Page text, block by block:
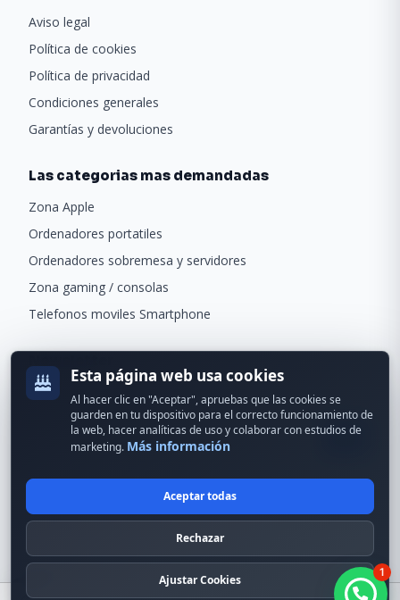
Aviso legal
Política de cookies
Política de privacidad
Condiciones generales
Garantías y devoluciones
Las categorias mas demandadas
Zona Apple
Ordenadores portatiles
Ordenadores sobremesa y servidores
Zona gaming / consolas
Telefonos moviles Smartphone
Recibe ofertas exclusivas y novedades.
© 2024 Erson Tecnología. Todos los derechos reservados.
Política de privacidad
Condiciones Generales 1
Esta página web usa cookies
Al hacer clic en "Aceptar", apruebas que las cookies se
guarden en tu dispositivo para el correcto funcionamiento de
la web, hacer analíticas de uso y colaborar con estudios de
marketing. Más información
Aceptar todas
Rechazar
Ajustar Cookies